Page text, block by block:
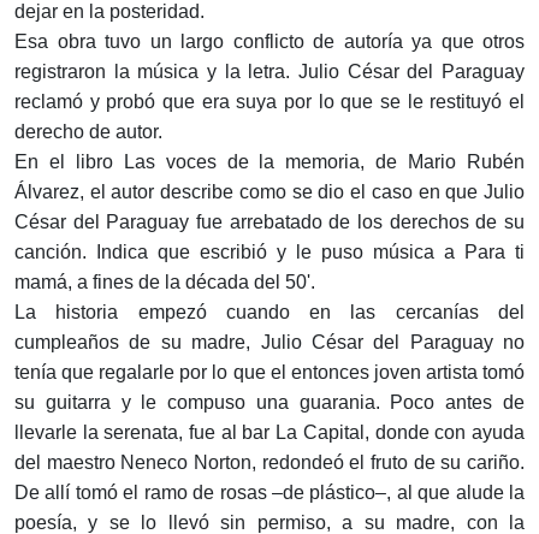
dejar en la posteridad.
Esa obra tuvo un largo conflicto de autoría ya que otros
registraron la música y la letra. Julio César del Paraguay
reclamó y probó que era suya por lo que se le restituyó el
derecho de autor.
En el libro Las voces de la memoria, de Mario Rubén
Álvarez, el autor describe como se dio el caso en que Julio
César del Paraguay fue arrebatado de los derechos de su
canción. Indica que escribió y le puso música a Para ti
mamá, a fines de la década del 50'.
La historia empezó cuando en las cercanías del
cumpleaños de su madre, Julio César del Paraguay no
tenía que regalarle por lo que el entonces joven artista tomó
su guitarra y le compuso una guarania. Poco antes de
llevarle la serenata, fue al bar La Capital, donde con ayuda
del maestro Neneco Norton, redondeó el fruto de su cariño.
De allí tomó el ramo de rosas –de plástico–, al que alude la
poesía, y se lo llevó sin permiso, a su madre, con la